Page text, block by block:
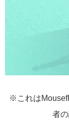
※これは
者